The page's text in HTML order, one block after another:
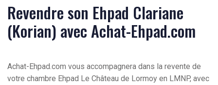
Revendre son Ehpad Clariane
(Korian) avec Achat-Ehpad.com
Achat-Ehpad.com vous accompagnera dans la revente de
votre chambre Ehpad Le Château de Lormoy en LMNP, avec